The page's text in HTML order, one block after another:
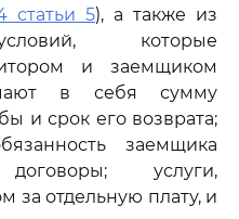
статьи 5), а также из
которые
и заемщиком
в себя сумму
и срок его возврата;
заемщика
услуги,
за отдельную плату, и